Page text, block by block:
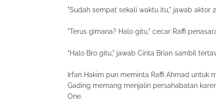
"Sudah sempat sekali waktu itu," jawab aktor
"Terus gimana? Halo gitu," cecar Raffi
"Halo Bro gitu," jawab Cinta Brian sambil
Irfan Hakim pun meminta Raffi Ahmad untuk
Gading memang menjalin persahabatan
One.